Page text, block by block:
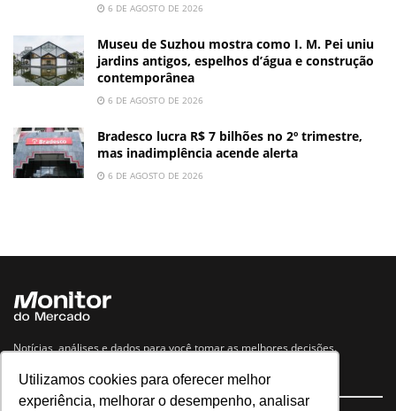
Utilizamos cookies para oferecer melhor
experiência, melhorar o desempenho, analisar
6 DE AGOSTO DE 2026
Museu de Suzhou mostra como I. M. Pei uniu
jardins antigos, espelhos d’água e construção
contemporânea
6 DE AGOSTO DE 2026
Bradesco lucra R$ 7 bilhões no 2º trimestre,
mas inadimplência acende alerta
6 DE AGOSTO DE 2026
Notícias, análises e dados para você tomar as melhores decisões.
Navegue no site